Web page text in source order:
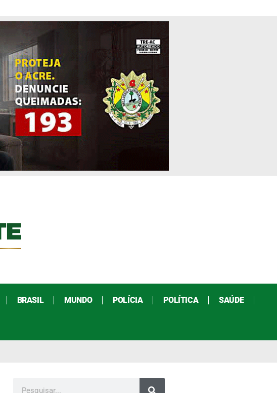
BRASIL MUNDO POLÍCIA POLÍTICA SAÚDE